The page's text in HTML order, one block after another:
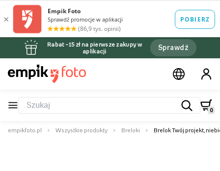
Rabat –15 zł na pierwsze zakupy w
aplikacji
Sprawdź
0
empikfoto.pl Wszystkie produkty Breloki Brelok Twój projekt,